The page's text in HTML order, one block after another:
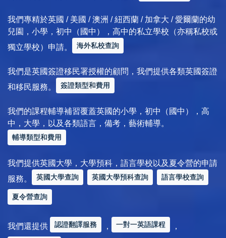
我們專精於英國 / 美國 / 澳洲 / 紐西蘭 / 加拿大 / 愛爾蘭的幼
兒園，小學，初中（國中），高中的私立學校（亦稱私校或
獨立學校）申請。
海外私校查詢
我們是英國簽證移民署授權的顧問，我們提供各類英國簽證
和移民服務。
簽證類型和費用
我們的課程輔導補習覆蓋英國的小學，初中（國中），高
中，大學，以及各類語言，備考，藝術輔導。
輔導類型和費用
我們提供英國大學，大學預科，語言學校以及夏令營的申請
服務。
英國大學查詢 英國大學預科查詢 語言學校查詢
夏令營查詢
我們還提供 認證翻譯服務 ， 一對一英語課程 ，